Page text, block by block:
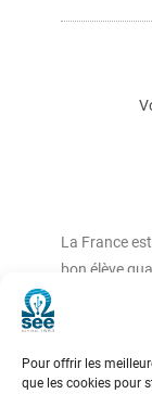
Pour offrir les
que les cookies pour
La France
bon élève
un rapport